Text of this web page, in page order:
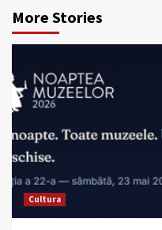
More Stories
Cultura